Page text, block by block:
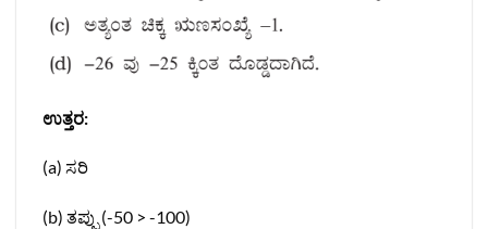
ಉತ್ತರ:
(a) ಸರಿ
(b) ತಪ್ಪು (-50 > -100)